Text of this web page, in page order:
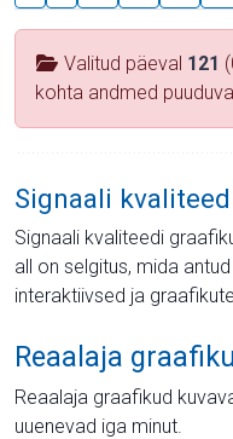
Valitud päeval 121
kohta andmed
Signaali
Signaali kvaliteedi
all on selgitus, mida
interaktiivsed ja
Reaalaja
Reaalaja graafikud
uuenevad iga minut.